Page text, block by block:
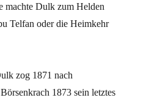
machte Dulk zum Helden
Telfan oder die Heimkehr
zog 1871 nach
1873 sein letztes